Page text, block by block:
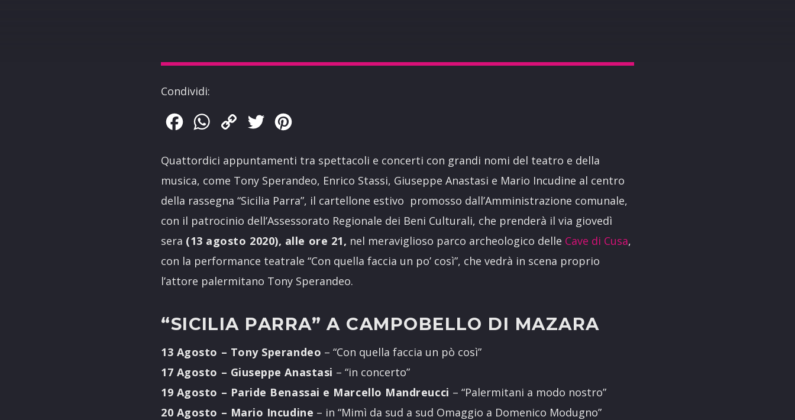
Condividi:
FacebookWhatsApp
Copy
Twitter
Quattordici appuntamenti tra spettacoli e concerti con grandi nomi del teatro e della
musica, come Tony Sperandeo, Enrico Stassi, Giuseppe Anastasi e Mario Incudine al centro
della rassegna “Sicilia Parra”, il cartellone estivo promosso dall’Amministrazione comunale,
con il patrocinio dell’Assessorato Regionale dei Beni Culturali, che prenderà il via giovedì
sera (13 agosto 2020), alle ore 21, nel meraviglioso parco archeologico delle Cave di Cusa,
con la performance teatrale “Con quella faccia un po’ così”, che vedrà in scena proprio
l’attore palermitano Tony Sperandeo.
“SICILIA PARRA” A CAMPOBELLO DI MAZARA
13 Agosto – Tony Sperandeo – “Con quella faccia un pò così”
17 Agosto – Giuseppe Anastasi – “in concerto”
19 Agosto – Paride Benassai e Marcello Mandreucci – “Palermitani a modo nostro”
20 Agosto – Mario Incudine – in “Mimì da sud a sud Omaggio a Domenico Modugno”